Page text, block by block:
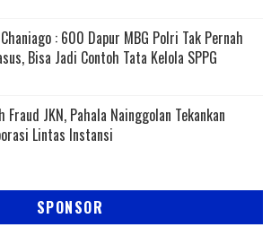
: 600 Dapur MBG Polri Tak Pernah
Bisa Jadi Contoh Tata Kelola SPPG
Fraud JKN, Pahala Nainggolan Tekankan
Lintas Instansi
SPONSOR